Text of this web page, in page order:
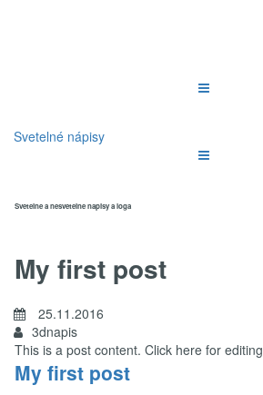
Svetelné nápisy
Svetelne a nesvetelne napisy a loga
My first post
25.11.2016
3dnapis
This is a post content. Click here for editing
My first post